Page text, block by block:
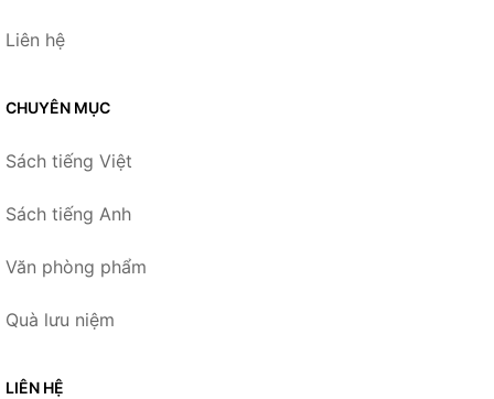
Liên hệ
CHUYÊN MỤC
Sách tiếng Việt
Sách tiếng Anh
Văn phòng phẩm
Quà lưu niệm
LIÊN HỆ